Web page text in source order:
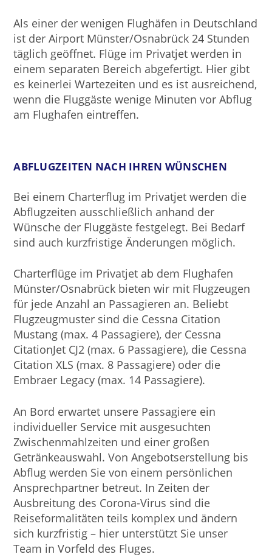
Als einer der wenigen Flughäfen in Deutschland
ist der Airport Münster/Osnabrück 24 Stunden
täglich geöffnet. Flüge im Privatjet werden in
einem separaten Bereich abgefertigt. Hier gibt
es keinerlei Wartezeiten und es ist ausreichend,
wenn die Fluggäste wenige Minuten vor Abflug
am Flughafen eintreffen.
ABFLUGZEITEN NACH IHREN WÜNSCHEN
Bei einem Charterflug im Privatjet werden die
Abflugzeiten ausschließlich anhand der
Wünsche der Fluggäste festgelegt. Bei Bedarf
sind auch kurzfristige Änderungen möglich.
Charterflüge im Privatjet ab dem Flughafen
Münster/Osnabrück bieten wir mit Flugzeugen
für jede Anzahl an Passagieren an. Beliebt
Flugzeugmuster sind die Cessna Citation
Mustang (max. 4 Passagiere), der Cessna
CitationJet CJ2 (max. 6 Passagiere), die Cessna
Citation XLS (max. 8 Passagiere) oder die
Embraer Legacy (max. 14 Passagiere).
An Bord erwartet unsere Passagiere ein
individueller Service mit ausgesuchten
Zwischenmahlzeiten und einer großen
Getränkeauswahl. Von Angebotserstellung bis
Abflug werden Sie von einem persönlichen
Ansprechpartner betreut. In Zeiten der
Ausbreitung des Corona-Virus sind die
Reiseformalitäten teils komplex und ändern
sich kurzfristig – hier unterstützt Sie unser
Team in Vorfeld des Fluges.